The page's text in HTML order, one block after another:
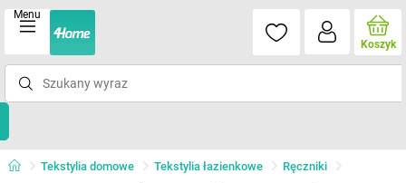
Menu
Koszyk
Tekstylia domowe Tekstylia łazienkowe Ręczniki